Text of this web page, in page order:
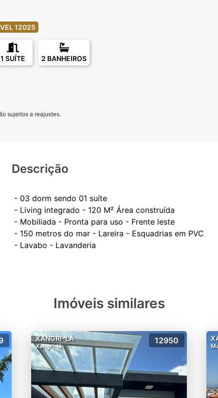
12025
1 SUÍTE 2 BANHEIROS
sujeitos a reajustes.
Descrição
- 03 dorm sendo 01 suíte
- Living integrado - 120 M² Área construída
- Mobiliada - Pronta para uso - Frente leste
- 150 metros do mar - Lareira - Esquadrias em PVC
Imóveis similares
XANGRI-LÁ
Xangri-lá
12950